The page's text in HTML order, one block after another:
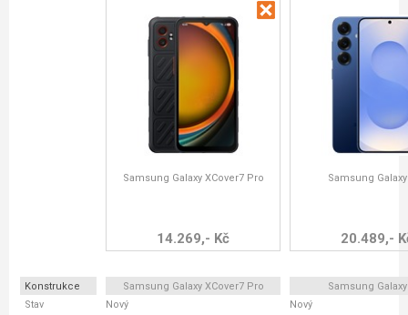
Samsung Galaxy XCover7 Pro
14.269,- Kč
Samsung Galaxy
20.489,-
Konstrukce Samsung Galaxy XCover7 Pro
Samsung Galaxy
Stav
Nový Nový